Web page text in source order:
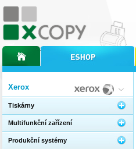
Xerox
Tiskárny
Multifunkční zařízení
Produkční systémy
úvodní stránka xcopyinternetový obchod xcopy